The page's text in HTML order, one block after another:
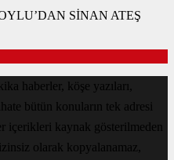
SİNAN ATEŞ
haberler, köşe yazıları,
bütün konuların tek adresi
içerikleri kaynak gösterilmeden
olarak kopyalanamaz,